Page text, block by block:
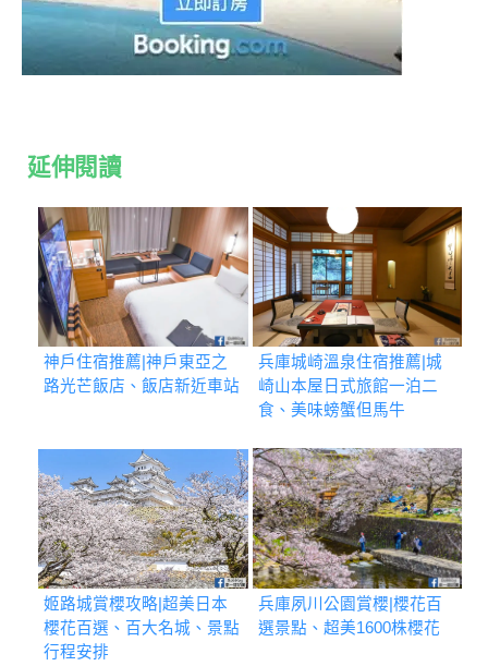
延伸閱讀
神戶住宿推薦|神戶東亞之
路光芒飯店、飯店新近車站
兵庫城崎溫泉住宿推薦|城
崎山本屋日式旅館一泊二
食、美味螃蟹但馬牛
姬路城賞櫻攻略|超美日本
櫻花百選、百大名城、景點
行程安排
兵庫夙川公園賞櫻|櫻花百
選景點、超美1600株櫻花